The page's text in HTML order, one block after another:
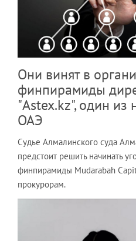
Они винят в
финпирамиды
"Astex.kz", один из
ОАЭ
Судье Алмалинского суда
предстоит решить начинать
финпирамиды Mudarabah
прокурорам.